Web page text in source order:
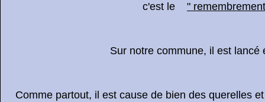
c'est le "
Sur notre commune, il est lancé en
Comme partout, il est cause de bien des querelles